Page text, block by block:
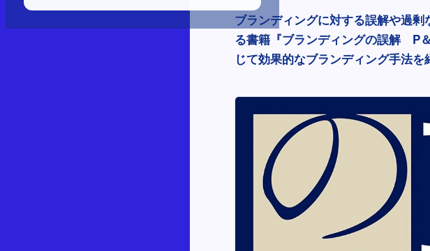
ブランディングに対する誤解や過
る書籍『ブランディングの誤解 P
じて効果的なブランディング手法を